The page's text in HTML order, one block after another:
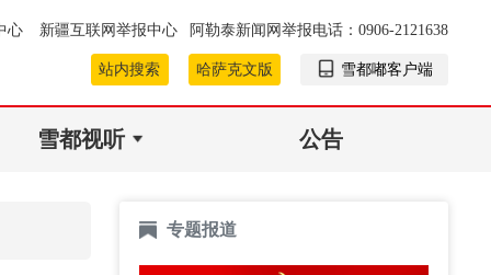
心 新疆互联网举报中心 阿勒泰新闻网举报电话：0906-2121638
站内搜索 哈萨克文版 雪都嘟客户端
雪都视听 公告
专题报道